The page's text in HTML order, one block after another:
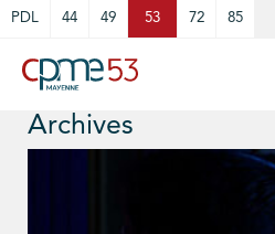
PDL 44 49 53 72 85
Archives
Cookies management panel